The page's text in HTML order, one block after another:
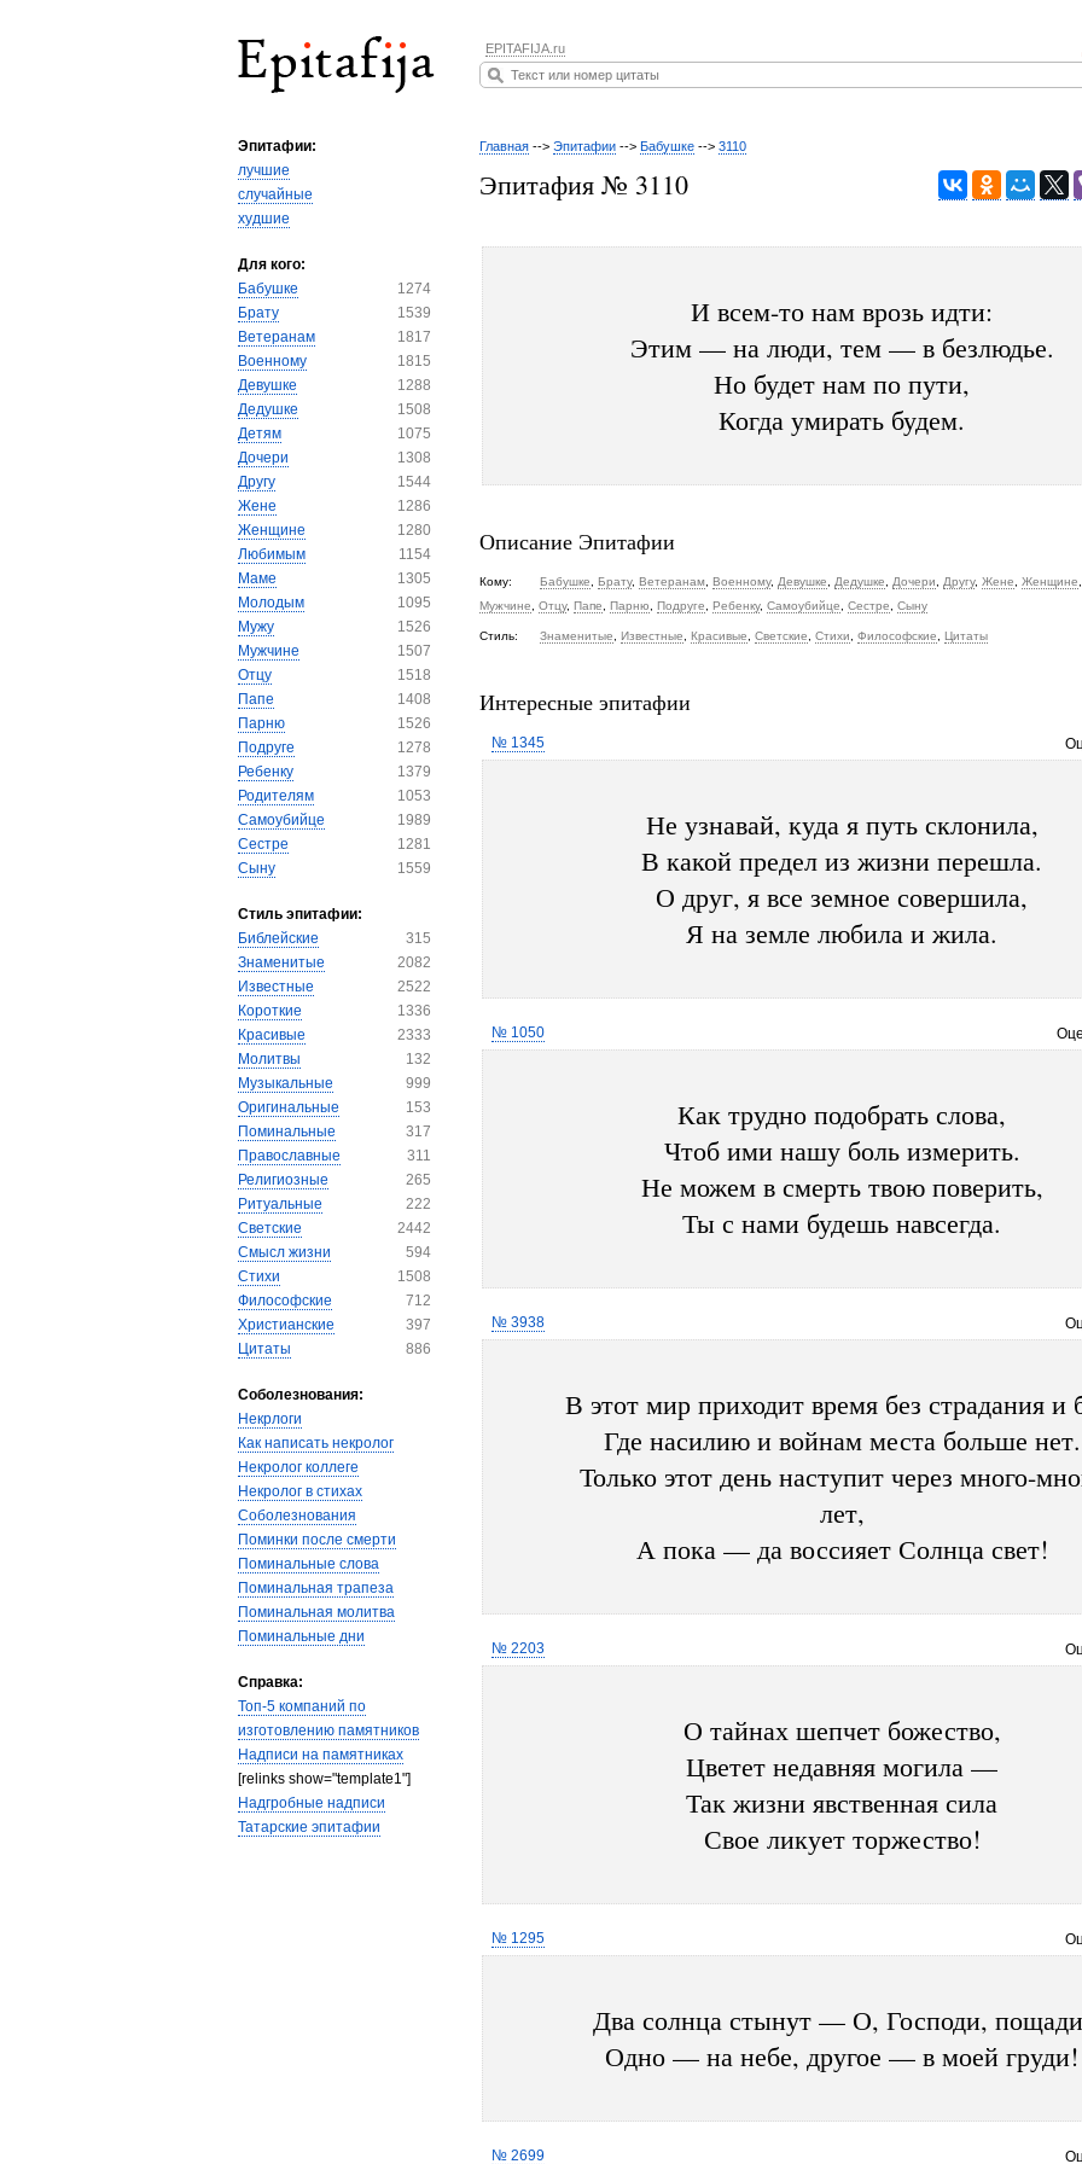
EPITAFIJA.ru
Эпитафии:
лучшие
случайные
худшие
Для кого:
Бабушке
1274
Брату
1539
Ветеранам
1817
Военному
1815
Девушке
1288
Дедушке
1508
Детям
1075
Дочери
1308
Другу
1544
Жене
1286
Женщине
1280
Любимым
1154
Маме
1305
Молодым
1095
Мужу
1526
Мужчине
1507
Отцу
1518
Папе
1408
Парню
1526
Подруге
1278
Ребенку
1379
Родителям
1053
Самоубийце
1989
Сестре
1281
Сыну
1559
Стиль эпитафии:
Библейские
315
Знаменитые
2082
Известные
2522
Короткие
1336
Красивые
2333
Молитвы
132
Музыкальные
999
Оригинальные
153
Поминальные
317
Православные
311
Религиозные
265
Ритуальные
222
Светские
2442
Смысл жизни
594
Стихи
1508
Философские
712
Христианские
397
Цитаты
886
Соболезнования:
Некрлоги
Как написать некролог
Некролог коллеге
Некролог в стихах
Соболезнования
Поминки после смерти
Поминальные слова
Поминальная трапеза
Поминальная молитва
Поминальные дни
Справка:
Топ-5 компаний по
изготовлению памятников
Надписи на памятниках
[relinks show="template1"]
Надгробные надписи
Татарские эпитафии
Главная --> Эпитафии --> Бабушке --> 3110
Эпитафия № 3110
И всем-то нам врозь идти:
Этим — на люди, тем — в безлюдье.
Но будет нам по пути,
Когда умирать будем.
Описание Эпитафии
Кому: Бабушке Брату, Ветеранам Военному, Девушке Дедушке Дочери Другу, Жене Женщине
Мужчине
Отцу, Папе Парню Подруге Ребенку, Самоубийце Сестре Сыну
Стиль: Знаменитые Известные Красивые Светские Стихи Философские Цитаты
Интересные эпитафии
№ 1345
Не узнавай, куда я путь склонила,
В какой предел из жизни перешла.
О друг, я все земное совершила,
Я на земле любила и жила.
№ 1050
Как трудно подобрать слова,
Чтоб ими нашу боль измерить.
Не можем в смерть твою поверить,
Ты с нами будешь навсегда.
№ 3938
В этот мир приходит время без страдания и
Где насилию и войнам места больше нет.
Только этот день наступит через много-
лет,
А пока — да воссияет Солнца свет!
№ 2203
О тайнах шепчет божество,
Цветет недавняя могила —
Так жизни явственная сила
Свое ликует торжество!
№ 1295
Два солнца стынут — О, Господи,
Одно — на небе, другое — в моей груди!
№ 2699